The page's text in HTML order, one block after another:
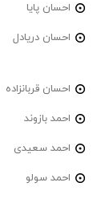
احسان پایا
احسان دریادل
احسان قربانزاده
احمد بازوند
احمد سعیدی
احمد سولو